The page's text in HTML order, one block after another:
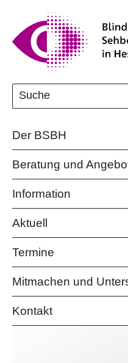
Der BSBH
Beratung und
Information
Aktuell
Termine
Mitmachen und
Kontakt